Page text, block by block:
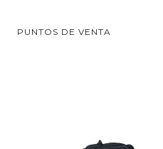
PUNTOS DE VENTA